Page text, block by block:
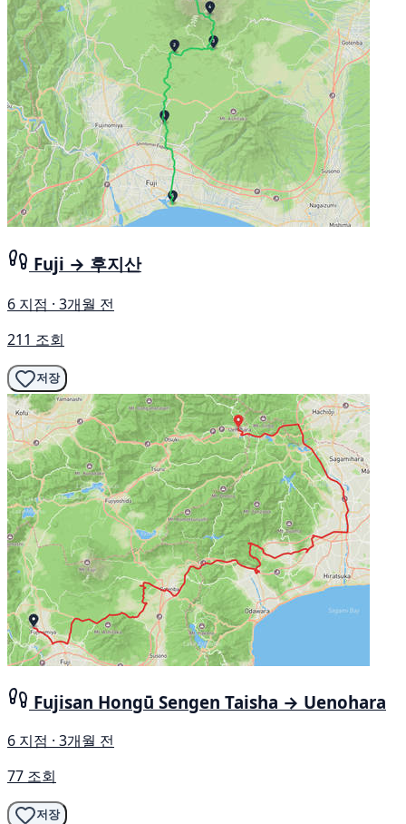
Fuji → 후지산
6 지점 · 3개월 전
211 조회
저장
Fujisan Hongū Sengen Taisha → Uenohara
6 지점 · 3개월 전
77 조회
저장